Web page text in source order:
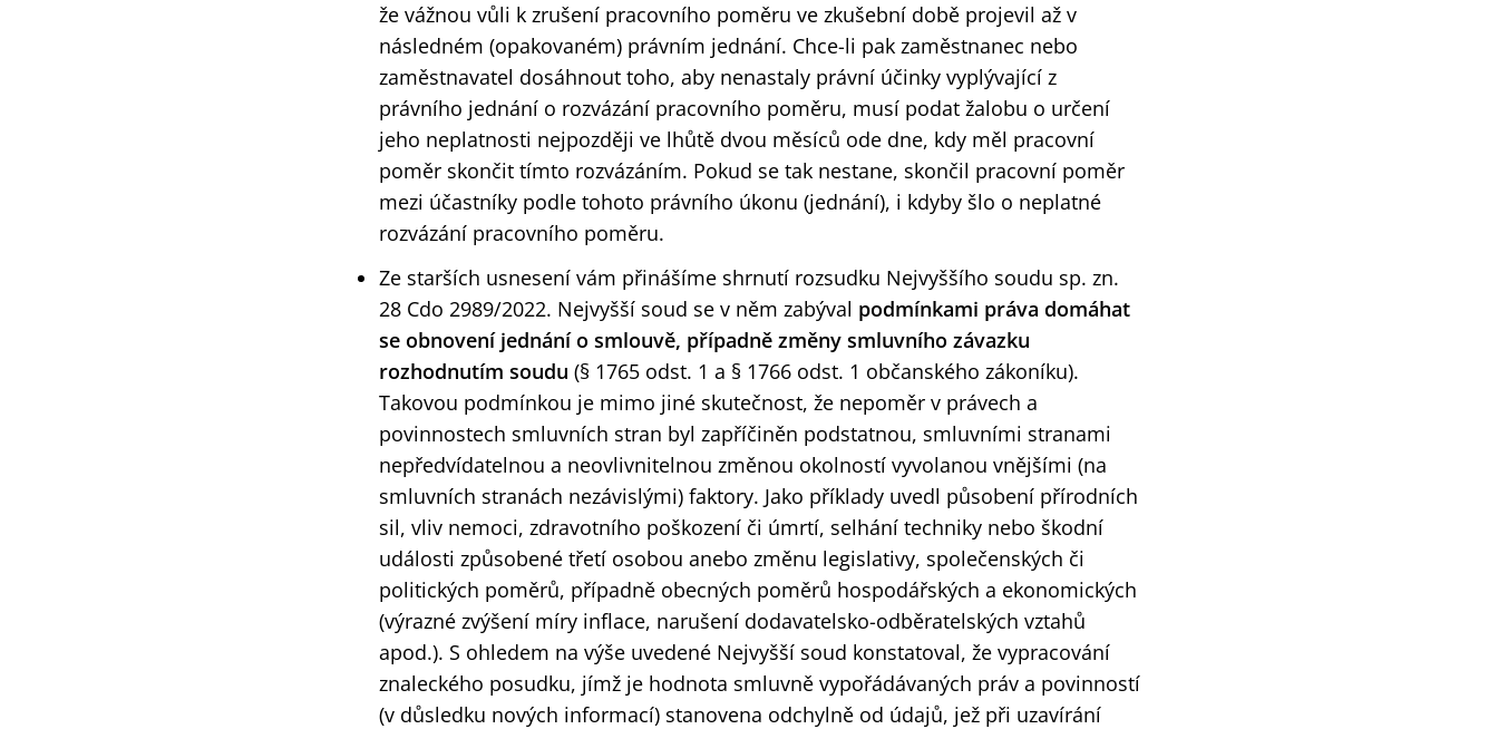
že vážnou vůli k zrušení pracovního poměru ve zkušební době projevil až v
následném (opakovaném) právním jednání. Chce-li pak zaměstnanec nebo
zaměstnavatel dosáhnout toho, aby nenastaly právní účinky vyplývající z
právního jednání o rozvázání pracovního poměru, musí podat žalobu o určení
jeho neplatnosti nejpozději ve lhůtě dvou měsíců ode dne, kdy měl pracovní
poměr skončit tímto rozvázáním. Pokud se tak nestane, skončil pracovní poměr
mezi účastníky podle tohoto právního úkonu (jednání), i kdyby šlo o neplatné
rozvázání pracovního poměru.
Ze starších usnesení vám přinášíme shrnutí rozsudku Nejvyššího soudu sp. zn.
28 Cdo 2989/2022. Nejvyšší soud se v něm zabýval podmínkami práva domáhat
se obnovení jednání o smlouvě, případně změny smluvního závazku
rozhodnutím soudu (§ 1765 odst. 1 a § 1766 odst. 1 občanského zákoníku).
Takovou podmínkou je mimo jiné skutečnost, že nepoměr v právech a
povinnostech smluvních stran byl zapříčiněn podstatnou, smluvními stranami
nepředvídatelnou a neovlivnitelnou změnou okolností vyvolanou vnějšími (na
smluvních stranách nezávislými) faktory. Jako příklady uvedl působení přírodních
sil, vliv nemoci, zdravotního poškození či úmrtí, selhání techniky nebo škodní
události způsobené třetí osobou anebo změnu legislativy, společenských či
politických poměrů, případně obecných poměrů hospodářských a ekonomických
(výrazné zvýšení míry inflace, narušení dodavatelsko-odběratelských vztahů
apod.). S ohledem na výše uvedené Nejvyšší soud konstatoval, že vypracování
znaleckého posudku, jímž je hodnota smluvně vypořádávaných práv a povinností
(v důsledku nových informací) stanovena odchylně od údajů, jež při uzavírání